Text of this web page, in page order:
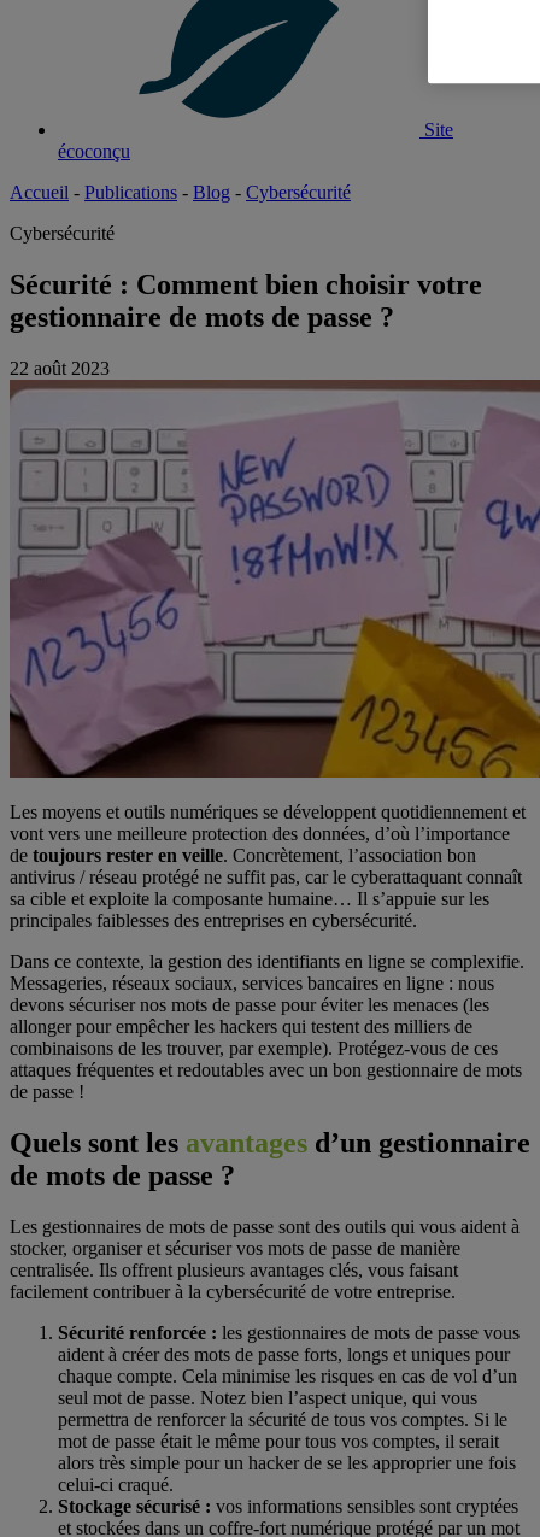
Site
écoconçu
Accueil - Publications - Blog - Cybersécurité
Cybersécurité
Sécurité : Comment bien choisir votre
gestionnaire de mots de passe ?
22 août 2023
Les moyens et outils numériques se développent quotidiennement et
vont vers une meilleure protection des données, d’où l’importance
de toujours rester en veille. Concrètement, l’association bon
antivirus / réseau protégé ne suffit pas, car le cyberattaquant connaît
sa cible et exploite la composante humaine… Il s’appuie sur les
principales faiblesses des entreprises en cybersécurité.
Dans ce contexte, la gestion des identifiants en ligne se complexifie.
Messageries, réseaux sociaux, services bancaires en ligne : nous
devons sécuriser nos mots de passe pour éviter les menaces (les
allonger pour empêcher les hackers qui testent des milliers de
combinaisons de les trouver, par exemple). Protégez-vous de ces
attaques fréquentes et redoutables avec un bon gestionnaire de mots
de passe !
Quels sont les avantages d’un gestionnaire
de mots de passe ?
Les gestionnaires de mots de passe sont des outils qui vous aident à
stocker, organiser et sécuriser vos mots de passe de manière
centralisée. Ils offrent plusieurs avantages clés, vous faisant
facilement contribuer à la cybersécurité de votre entreprise.
Sécurité renforcée : les gestionnaires de mots de passe vous
aident à créer des mots de passe forts, longs et uniques pour
chaque compte. Cela minimise les risques en cas de vol d’un
seul mot de passe. Notez bien l’aspect unique, qui vous
permettra de renforcer la sécurité de tous vos comptes. Si le
mot de passe était le même pour tous vos comptes, il serait
alors très simple pour un hacker de se les approprier une fois
celui-ci craqué.
Stockage sécurisé : vos informations sensibles sont cryptées
et stockées dans un coffre-fort numérique protégé par un mot